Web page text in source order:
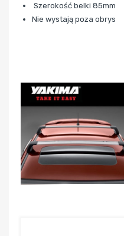
Szerokość belki 85mm
Nie wystają poza obrys